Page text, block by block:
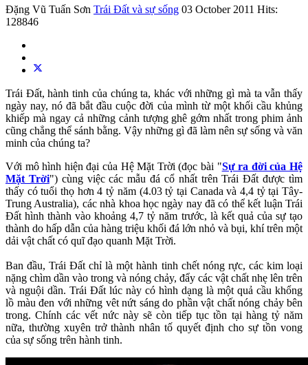
Đặng Vũ Tuấn Sơn Trái Đất và sự sống 03 October 2011 Hits:
128846
Trái Đất, hành tinh của chúng ta, khác với những gì mà ta vẫn thấy
ngày nay, nó đã bắt đầu cuộc đời của mình từ một khối cầu khủng
khiếp mà ngay cả những cảnh tượng ghê gớm nhất trong phim ảnh
cũng chẳng thể sánh bằng. Vậy những gì đã làm nên sự sống và văn
minh của chúng ta?
Với mô hình hiện đại của Hệ Mặt Trời (đọc bài "Sự ra đời của Hệ
Mặt Trời") cùng việc các mẫu đá cổ nhất trên Trái Đất được tìm
thấy có tuổi thọ hơn 4 tỷ năm (4.03 tỷ tại Canada và 4,4 tỷ tại Tây-
Trung Australia), các nhà khoa học ngày nay đã có thể kết luận Trái
Đất hình thành vào khoảng 4,7 tỷ năm trước, là kết quả của sự tạo
thành do hấp dẫn của hàng triệu khối đá lớn nhỏ và bụi, khí trên một
dải vật chất có quĩ đạo quanh Mặt Trời.
Ban đầu, Trái Đất chỉ là một hành tinh chết nóng rực, các kim loại
nặng chìm dần vào trong và nóng chảy, đẩy các vật chất nhẹ lên trên
và nguội dần. Trái Đất lúc này có hình dạng là một quả cầu khổng
lồ màu đen với những vêt nứt sáng do phần vật chất nóng chảy bên
trong. Chính các vết nức này sẽ còn tiếp tục tồn tại hàng tỷ năm
nữa, thường xuyên trở thành nhân tố quyết định cho sự tồn vong
của sự sống trên hành tinh.